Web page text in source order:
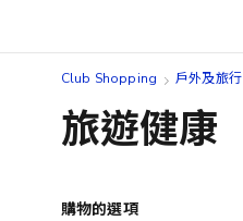
Club Shopping 戶外及旅行
旅遊健康
購物的選項